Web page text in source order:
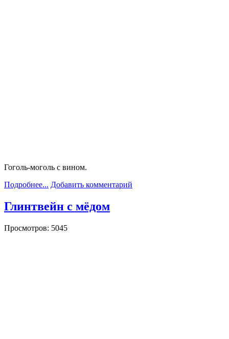
Гоголь-моголь с вином.
Подробнее... Добавить комментарий
Глинтвейн с мёдом
Просмотров: 5045